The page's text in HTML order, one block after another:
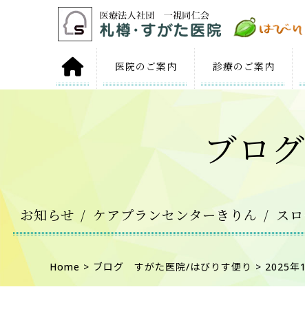
医院の ご案内 診療の ご案内
ブロ
お知らせ ケアプランセンターきりん ス
Home > ブログ すがた医院/はびりす便り > 2025年